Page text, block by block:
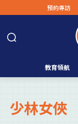
預約專訪
教育領航
少林女俠